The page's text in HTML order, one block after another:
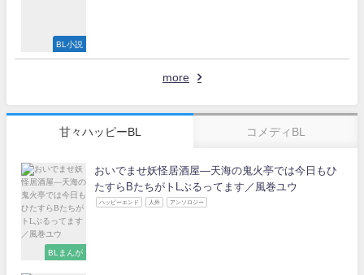
BL小説
more
甘々ハッピーBL コメディBL
BLまんが
おいでませ妖怪居酒屋―天海の鬼火亭では今日もひ
たすらBたちがトLぶるってます／風巻ユウ
ハッピーエンド 人外 アンソロジー